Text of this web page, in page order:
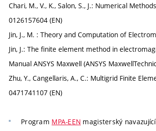
Chari, M., V., K., Salon, S., J.: Numerical
0126157604 (EN)
Jin, J., M. : Theory and Computation of
Jin, J.: The finite element method in
Manual ANSYS Maxwell (ANSYS
Zhu, Y., Cangellaris, A., C.: Multigrid Finite
0471741107 (EN)
Program MPA-EEN magisterský